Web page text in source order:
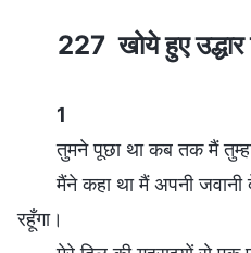
227 खोये हुए
1
तुमने पूछा था कब तक मैं
मैंने कहा था मैं अपनी जवानी
रहूँगा।